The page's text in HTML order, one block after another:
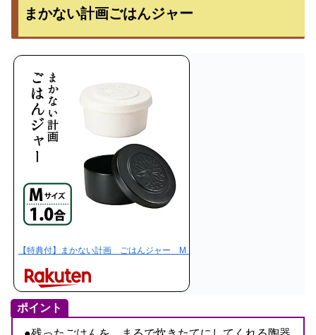
まかない計画ごはんジャー
【特典付】まかない計画 ごはんジャー M（1．0合） 【おまけ付／在庫
ポイント